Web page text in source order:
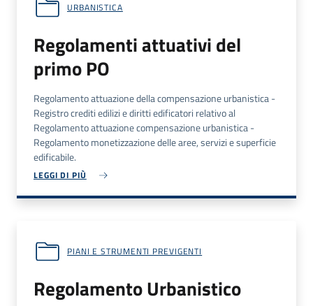
URBANISTICA
Regolamenti attuativi del
primo PO
Regolamento attuazione della compensazione urbanistica -
Registro crediti edilizi e diritti edificatori relativo al
Regolamento attuazione compensazione urbanistica -
Regolamento monetizzazione delle aree, servizi e superficie
edificabile.
LEGGI DI PIÙ
PIANI E STRUMENTI PREVIGENTI
Regolamento Urbanistico